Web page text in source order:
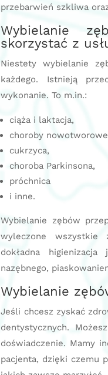
przebarwień szkliwa
Wybielanie
skorzystać z
Niestety wybielanie
każdego. Istnieją
wykonanie. To m.in.:
ciąża i laktacja,
choroby
cukrzyca,
choroba Parkinsona,
próchnica
i inne.
Wybielanie zębów
wyleczone wszystkie
dokładna
nazębnego,
Wybielanie
Jeśli chcesz zyskać
dentystycznych.
doświadczenie. Mamy
pacjenta, dzięki czemu